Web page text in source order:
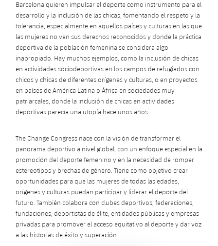
Barcelona quieren impulsar el deporte como instrumento para el
desarrollo y la inclusión de las chicas, fomentando el respeto y la
tolerancia, especialmente en aquellos países y culturas en las que
las mujeres no ven sus derechos reconocidos y donde la práctica
deportiva de la población femenina se considera algo
inapropiado. Hay muchos ejemplos, como la inclusión de chicas
en actividades sociodeportivas en los campos de refugiados con
chicos y chicas de diferentes orígenes y culturas, o en proyectos
en países de América Latina o África en sociedades muy
patriarcales, donde la inclusión de chicas en actividades
deportivas parecía una utopía hace unos años.
The Change Congress nace con la visión de transformar el
panorama deportivo a nivel global, con un enfoque especial en la
promoción del deporte femenino y en la necesidad de romper
estereotipos y brechas de género. Tiene como objetivo crear
oportunidades para que las mujeres de todas las edades,
orígenes y culturas puedan participar y liderar el deporte del
futuro. También colabora con clubes deportivos, federaciones,
fundaciones, deportistas de élite, entidades públicas y empresas
privadas para promover el acceso equitativo al deporte y dar voz
a las historias de éxito y superación